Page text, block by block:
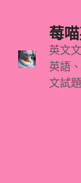
莓
英文
英語
文試